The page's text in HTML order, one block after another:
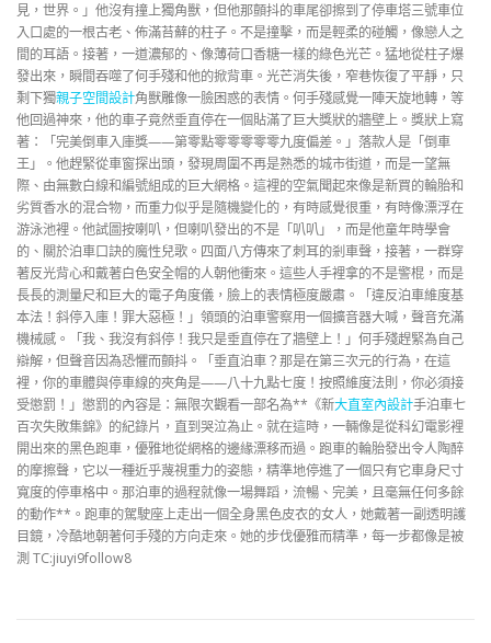
見，世界。」他沒有撞上獨角獸，但他那顫抖的車尾卻擦到了停車塔三號車位
入口處的一根古老、佈滿苔蘚的柱子。不是撞擊，而是輕柔的碰觸，像戀人之
間的耳語。接著，一道濃郁的、像薄荷口香糖一樣的綠色光芒。猛地從柱子爆
發出來，瞬間吞噬了何手殘和他的掀背車。光芒消失後，窄巷恢復了平靜，只
剩下獨親子空間設計角獸雕像一臉困惑的表情。何手殘感覺一陣天旋地轉，等
他回過神來，他的車子竟然垂直停在一個貼滿了巨大獎狀的牆壁上。獎狀上寫
著：「完美倒車入庫獎——第零點零零零零零九度偏差。」落款人是「倒車
王」。他趕緊從車窗探出頭，發現周圍不再是熟悉的城市街道，而是一望無
際、由無數白線和編號組成的巨大網格。這裡的空氣聞起來像是新買的輪胎和
劣質香水的混合物，而重力似乎是隨機變化的，有時感覺很重，有時像漂浮在
游泳池裡。他試圖按喇叭，但喇叭發出的不是「叭叭」，而是他童年時學會
的、關於泊車口訣的魔性兒歌。四面八方傳來了刺耳的剎車聲，接著，一群穿
著反光背心和戴著白色安全帽的人朝他衝來。這些人手裡拿的不是警棍，而是
長長的測量尺和巨大的電子角度儀，臉上的表情極度嚴肅。「違反泊車維度基
本法！斜停入庫！罪大惡極！」領頭的泊車警察用一個擴音器大喊，聲音充滿
機械感。「我、我沒有斜停！我只是垂直停在了牆壁上！」何手殘趕緊為自己
辯解，但聲音因為恐懼而顫抖。「垂直泊車？那是在第三次元的行為，在這
裡，你的車體與停車線的夾角是——八十九點七度！按照維度法則，你必須接
受懲罰！」懲罰的內容是：無限次觀看一部名為**《新大直室內設計手泊車七
百次失敗集錦》的紀錄片，直到哭泣為止。就在這時，一輛像是從科幻電影裡
開出來的黑色跑車，優雅地從網格的邊緣漂移而過。跑車的輪胎發出令人陶醉
的摩擦聲，它以一種近乎蔑視重力的姿態，精準地停進了一個只有它車身尺寸
寬度的停車格中。那泊車的過程就像一場舞蹈，流暢、完美，且毫無任何多餘
的動作**。跑車的駕駛座上走出一個全身黑色皮衣的女人，她戴著一副透明護
目鏡，冷酷地朝著何手殘的方向走來。她的步伐優雅而精準，每一步都像是被
測 TC:jiuyi9follow8